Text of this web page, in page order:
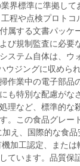
界標準に準拠して
程や点検プロト
属する文書パッケ
び規制監査に必要
ステム自体は、ウ
ウジングに収めら
作業中の電子部品
も特別な配慮がな
理など、標準的な
。この食品グレー
加え、国際的な食
加工認定、また
ています。品質保